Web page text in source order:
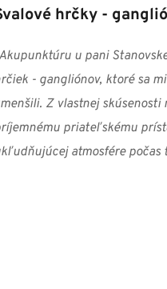
hrčky -
u pani
- gangliónov, ktoré sa
Z vlastnej
priateľskému
atmosfére počas